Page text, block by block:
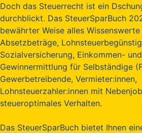
Doch das Steuerrecht ist ein
durchblickt. Das SteuerSparBuch
bewährter Weise alles
Absetzbeträge,
Sozialversicherung, Einkommen-
Gewinnermittlung für Selbständige
Gewerbetreibende, Vermieter:innen,
Lohnsteuerzahler:innen mit
steueroptimales Verhalten.
Das SteuerSparBuch bietet Ihnen